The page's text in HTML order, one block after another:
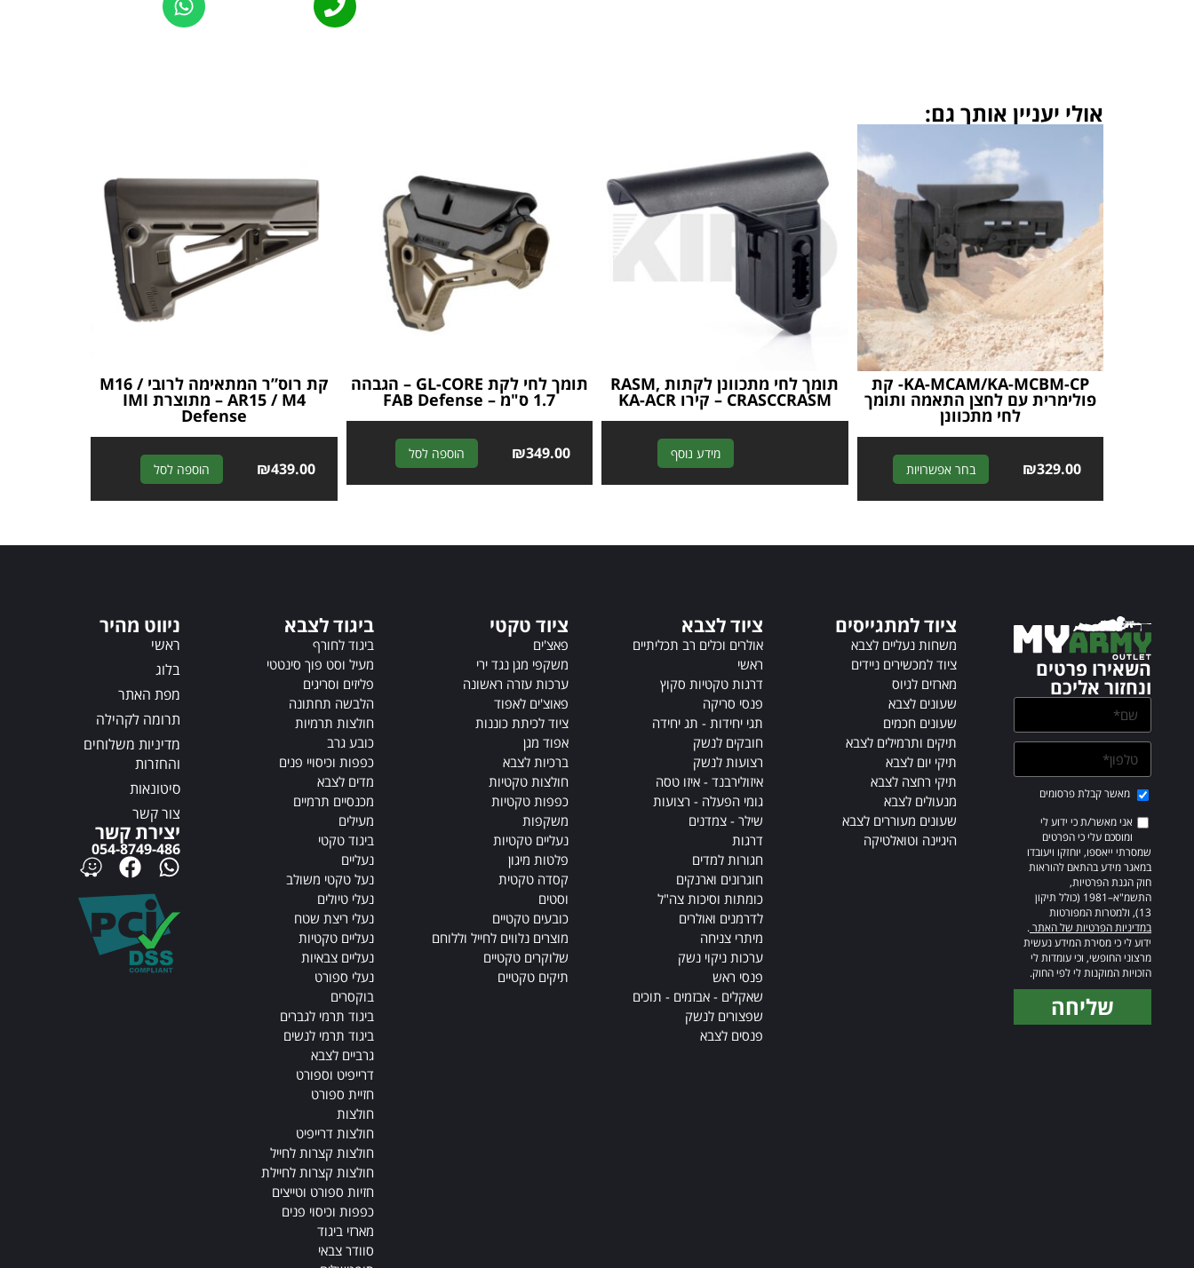
אולי יעניין אותך גם:
KA-MCAM/KA-MCBM-CP- קת
פולימרית עם לחצן התאמה ותומך
לחי מתכוונן
₪329.00 בחר אפשרויות
l
t
r
i
v
e
:
תומך לחי מתכוונן לקתות RASM,
CRASCCRASM – קירו KA-ACR
מידע נוסף
t
n
e
תומך לחי לקת GL-CORE – הגבהה
1.7 ס"מ – FAB Defense
₪349.00 הוספה לסל
l
t
n
קת רוס”ר המתאימה לרובי M16 /
AR15 / M4 – מתוצרת IMI
Defense
₪439.00 הוספה לסל
t
r
i
השאירו פרטים
ונחזור אליכם
מאשר קבלת פרסומים
אני מאשר/ת כי ידוע לי
ומוסכם עלי כי הפרטים
שמסרתי ייאספו, יוחזקו ויעובדו
במאגר מידע בהתאם להוראות
חוק הגנת הפרטיות,
התשמ"א–1981 (כולל תיקון
13), ולמטרות המפורטות
במדיניות הפרטיות של האתר.
ידוע לי כי מסירת המידע נעשית
מרצוני החופשי, וכי עומדות לי
הזכויות המוקנות לי לפי החוק.
שליחה
ציוד למתגייסים
משחות נעליים לצבא
ציוד למכשירים ניידים
מארזים לגיוס
שעונים לצבא
שעונים חכמים
תיקים ותרמילים לצבא
תיקי יום לצבא
תיקי רחצה לצבא
מנעולים לצבא
שעונים מעוררים לצבא
היגיינה וטואלטיקה
ציוד לצבא
אולרים וכלים רב תכליתיים
ראשי
דרגות טקטיות סקוץ
פנסי סריקה
תגי יחידות - תג יחידה
חובקים לנשק
רצועות לנשק
איזולירבנד - איזו טסה
גומי הפעלה - רצועות
שילר - צמדנים
דרגות
חגורות למדים
חוגרונים וארנקים
כומתות וסיכות צה"ל
לדרמנים ואולרים
מיתרי צניחה
ערכות ניקוי נשק
פנסי ראש
שאקלים - אבזמים - תוכים
שפצורים לנשק
פנסים לצבא
ציוד טקטי
פאצ'ים
משקפי מגן נגד ירי
ערכות עזרה ראשונה
פאוצ'ים לאפוד
ציוד לכיתת כוננות
אפוד מגן
ברכיות לצבא
חולצות טקטיות
כפפות טקטיות
משקפות
נעליים טקטיות
פלטות מיגון
קסדה טקטית
וסטים
כובעים טקטיים
מוצרים נלווים לחייל וללוחם
שלוקרים טקטיים
תיקים טקטיים
ביגוד לצבא
ביגוד לחורף
מעיל וסט פוך סינטטי
פליזים וסריגים
הלבשה תחתונה
חולצות תרמיות
כובע גרב
כפפות וכיסויי פנים
מדים לצבא
מכנסיים תרמיים
מעילים
ביגוד טקטי
נעליים
נעל טקטי משולב
נעלי טיולים
נעלי ריצת שטח
נעליים טקטיות
נעליים צבאיות
נעלי ספורט
בוקסרים
ביגוד תרמי לגברים
ביגוד תרמי לנשים
גרביים לצבא
דרייפיט וספורט
חזיית ספורט
חולצות
חולצות דרייפיט
חולצות קצרות לחייל
חולצות קצרות לחיילת
חזיות ספורט וטייצים
כפפות וכיסוי פנים
מארזי ביגוד
סוודר צבאי
ניווט מהיר
ראשי
בלוג
מפת האתר
תרומה לקהילה
מדיניות משלוחים
והחזרות
סיטונאות
צור קשר
יצירת קשר
054-8749-486